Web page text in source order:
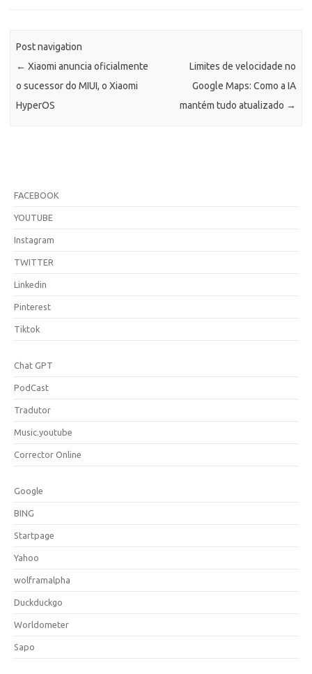
Post navigation
← Xiaomi anuncia oficialmente
o sucessor do MIUI, o Xiaomi
HyperOS
Limites de velocidade no
Google Maps: Como a IA
mantém tudo atualizado →
FACEBOOK
YOUTUBE
Instagram
TWITTER
Linkedin
Pinterest
Tiktok
Chat GPT
PodCast
Tradutor
Music.youtube
Corrector Online
Google
BING
Startpage
Yahoo
wolframalpha
Duckduckgo
Worldometer
Sapo